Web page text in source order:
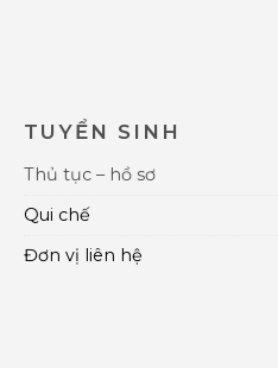
TUYỂN SINH
Thủ tục – hồ sơ
Qui chế
Đơn vị liên hệ